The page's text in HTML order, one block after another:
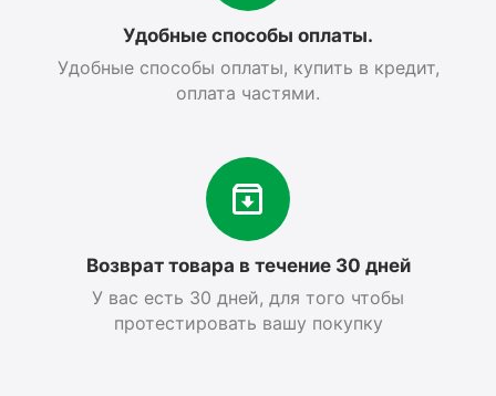
Удобные способы оплаты.
Удобные способы оплаты, купить в кредит,
оплата частями.
Возврат товара в течение 30 дней
У вас есть 30 дней, для того чтобы
протестировать вашу покупку